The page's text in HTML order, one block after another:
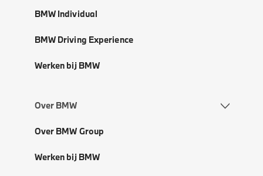
BMW Individual
BMW Driving Experience
Werken bij BMW
Over BMW
Over BMW Group
Werken bij BMW